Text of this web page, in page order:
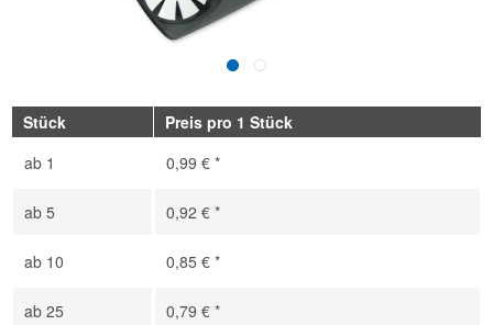
Stück
Preis pro 1 Stück
ab 1 0,99 € *
ab 5 0,92 € *
ab 10 0,85 € *
ab 25 0,79 € *